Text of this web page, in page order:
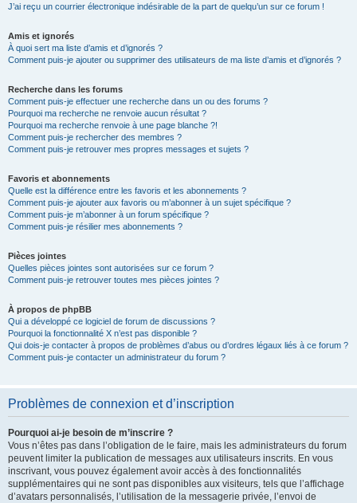
J’ai reçu un courrier électronique indésirable de la part de quelqu’un sur ce forum !
Amis et ignorés
À quoi sert ma liste d’amis et d’ignorés ?
Comment puis-je ajouter ou supprimer des utilisateurs de ma liste d’amis et d’ignorés ?
Recherche dans les forums
Comment puis-je effectuer une recherche dans un ou des forums ?
Pourquoi ma recherche ne renvoie aucun résultat ?
Pourquoi ma recherche renvoie à une page blanche ?!
Comment puis-je rechercher des membres ?
Comment puis-je retrouver mes propres messages et sujets ?
Favoris et abonnements
Quelle est la différence entre les favoris et les abonnements ?
Comment puis-je ajouter aux favoris ou m’abonner à un sujet spécifique ?
Comment puis-je m’abonner à un forum spécifique ?
Comment puis-je résilier mes abonnements ?
Pièces jointes
Quelles pièces jointes sont autorisées sur ce forum ?
Comment puis-je retrouver toutes mes pièces jointes ?
À propos de phpBB
Qui a développé ce logiciel de forum de discussions ?
Pourquoi la fonctionnalité X n’est pas disponible ?
Qui dois-je contacter à propos de problèmes d’abus ou d’ordres légaux liés à ce forum ?
Comment puis-je contacter un administrateur du forum ?
Problèmes de connexion et d’inscription
Pourquoi ai-je besoin de m’inscrire ?
Vous n’êtes pas dans l’obligation de le faire, mais les administrateurs du forum
peuvent limiter la publication de messages aux utilisateurs inscrits. En vous
inscrivant, vous pouvez également avoir accès à des fonctionnalités
supplémentaires qui ne sont pas disponibles aux visiteurs, tels que l’affichage
d’avatars personnalisés, l’utilisation de la messagerie privée, l’envoi de